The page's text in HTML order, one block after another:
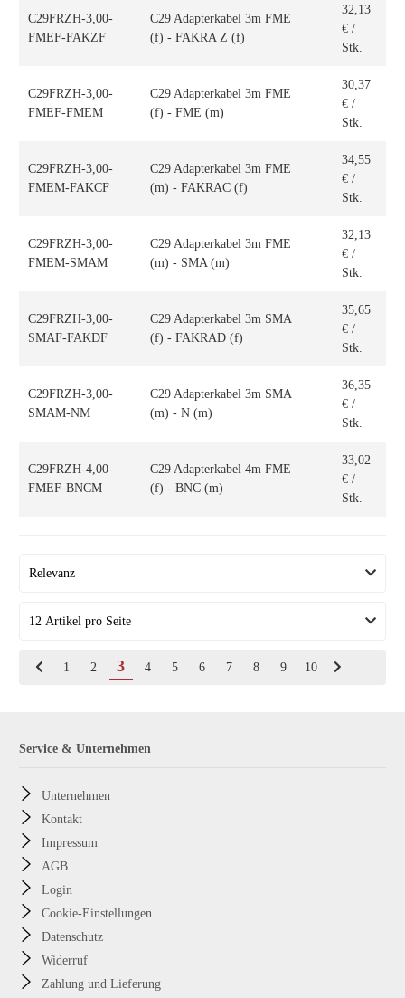
C29FRZH-3,00-
FMEF-FAKZF
C29 Adapterkabel 3m FME
(f) - FAKRA Z (f)
32,13
€ /
Stk.
C29FRZH-3,00-
FMEF-FMEM
C29 Adapterkabel 3m FME
(f) - FME (m)
30,37
€ /
Stk.
C29FRZH-3,00-
FMEM-FAKCF
C29 Adapterkabel 3m FME
(m) - FAKRAC (f)
34,55
€ /
Stk.
C29FRZH-3,00-
FMEM-SMAM
C29 Adapterkabel 3m FME
(m) - SMA (m)
32,13
€ /
Stk.
C29FRZH-3,00-
SMAF-FAKDF
C29 Adapterkabel 3m SMA
(f) - FAKRAD (f)
35,65
€ /
Stk.
C29FRZH-3,00-
SMAM-NM
C29 Adapterkabel 3m SMA
(m) - N (m)
36,35
€ /
Stk.
C29FRZH-4,00-
FMEF-BNCM
C29 Adapterkabel 4m FME
(f) - BNC (m)
33,02
€ /
Stk.
1 2 3 4 5 6 7 8 9 10
Service & Unternehmen
Unternehmen
Kontakt
Impressum
AGB
Login
Cookie-Einstellungen
Datenschutz
Widerruf
Zahlung und Lieferung